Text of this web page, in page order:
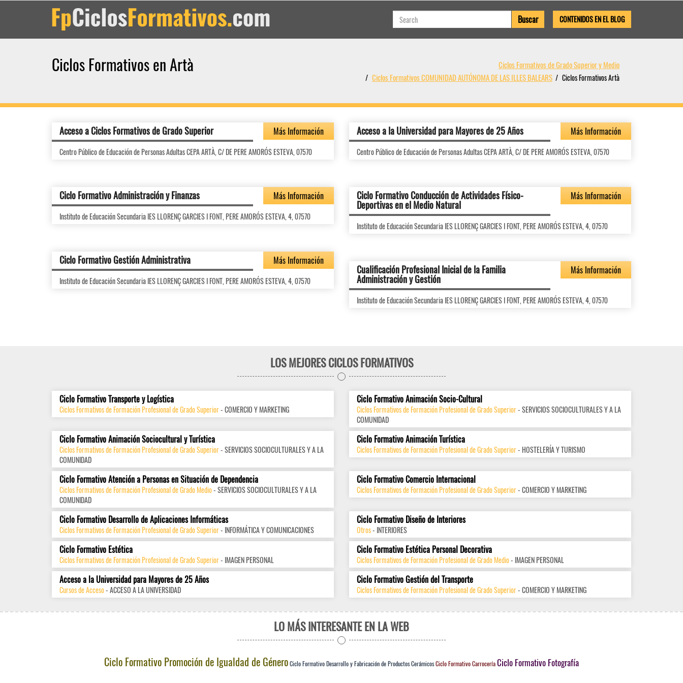
CONTENIDOS EN EL BLOG
Ciclos Formativos en Artà
Ciclos Formativos de Grado Superior y Medio
Ciclos Formativos COMUNIDAD AUTÓNOMA DE LAS ILLES BALEARS
Ciclos Formativos Artà
Acceso a Ciclos Formativos de Grado Superior Más Información
Centro Público de Educación de Personas Adultas CEPA ARTÀ, C/ DE PERE AMORÓS ESTEVA, 07570
Acceso a la Universidad para Mayores de 25 Años Más Información
Centro Público de Educación de Personas Adultas CEPA ARTÀ, C/ DE PERE AMORÓS ESTEVA, 07570
Ciclo Formativo Administración y Finanzas Más Información
Instituto de Educación Secundaria IES LLORENÇ GARCIES I FONT, PERE AMORÓS ESTEVA, 4, 07570
Ciclo Formativo Conducción de Actividades Físico-
Deportivas en el Medio Natural
Más Información
Instituto de Educación Secundaria IES LLORENÇ GARCIES I FONT, PERE AMORÓS ESTEVA, 4, 07570
Ciclo Formativo Gestión Administrativa Más Información
Instituto de Educación Secundaria IES LLORENÇ GARCIES I FONT, PERE AMORÓS ESTEVA, 4, 07570
Cualificación Profesional Inicial de la Familia
Administración y Gestión
Más Información
Instituto de Educación Secundaria IES LLORENÇ GARCIES I FONT, PERE AMORÓS ESTEVA, 4, 07570
LOS MEJORES CICLOS FORMATIVOS
Ciclo Formativo Transporte y Logística
Ciclos Formativos de Formación Profesional de Grado Superior- COMERCIO Y MARKETING
Ciclo Formativo Animación Socio-Cultural
Ciclos Formativos de Formación Profesional de Grado Superior- SERVICIOS SOCIOCULTURALES Y A LA
COMUNIDAD
Ciclo Formativo Animación Sociocultural y Turística
Ciclos Formativos de Formación Profesional de Grado Superior- SERVICIOS SOCIOCULTURALES Y A LA
COMUNIDAD
Ciclo Formativo Animación Turística
Ciclos Formativos de Formación Profesional de Grado Superior- HOSTELERÍA Y TURISMO
Ciclo Formativo Atención a Personas en Situación de Dependencia
Ciclos Formativos de Formación Profesional de Grado Medio- SERVICIOS SOCIOCULTURALES Y A LA
COMUNIDAD
Ciclo Formativo Comercio Internacional
Ciclos Formativos de Formación Profesional de Grado Superior- COMERCIO Y MARKETING
Ciclo Formativo Desarrollo de Aplicaciones Informáticas
Ciclos Formativos de Formación Profesional de Grado Superior- INFORMÁTICA Y COMUNICACIONES
Ciclo Formativo Diseño de Interiores
Otros- INTERIORES
Ciclo Formativo Estética
Ciclos Formativos de Formación Profesional de Grado Superior- IMAGEN PERSONAL
Ciclo Formativo Estética Personal Decorativa
Ciclos Formativos de Formación Profesional de Grado Medio- IMAGEN PERSONAL
Acceso a la Universidad para Mayores de 25 Años
Cursos de Acceso- ACCESO A LA UNIVERSIDAD
Ciclo Formativo Gestión del Transporte
Ciclos Formativos de Formación Profesional de Grado Superior- COMERCIO Y MARKETING
LO MÁS INTERESANTE EN LA WEB
Ciclo Formativo Promoción de Igualdad de GéneroCiclo Formativo Desarrollo y Fabricación de Productos CerámicosCiclo Formativo CarroceríaCiclo Formativo Fotografía